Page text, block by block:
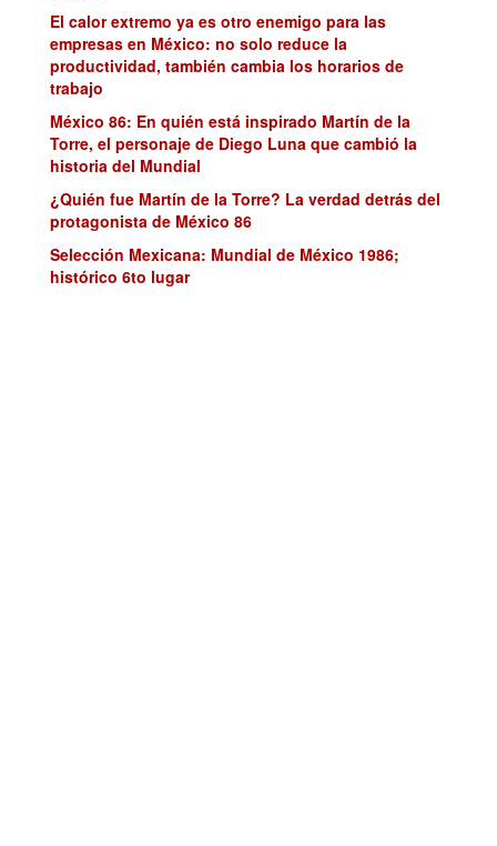
El calor extremo ya es otro enemigo para las
empresas en México: no solo reduce la
productividad, también cambia los horarios de
trabajo
México 86: En quién está inspirado Martín de la
Torre, el personaje de Diego Luna que cambió la
historia del Mundial
¿Quién fue Martín de la Torre? La verdad detrás del
protagonista de México 86
Selección Mexicana: Mundial de México 1986;
histórico 6to lugar